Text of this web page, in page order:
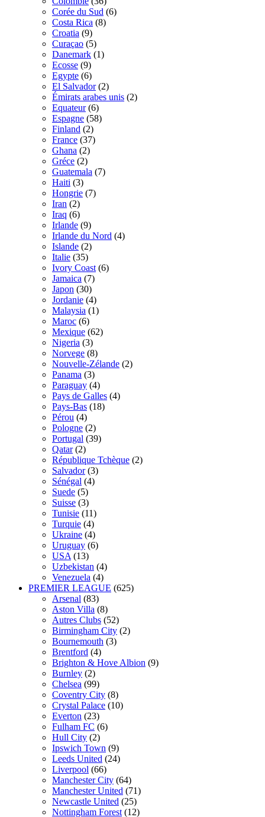
Corée du Sud (6)
Costa Rica (8)
Croatia (9)
Curaçao (5)
Danemark (1)
Ecosse (9)
Egypte (6)
El Salvador (2)
Émirats arabes unis (2)
Equateur (6)
Espagne (58)
Finland (2)
France (37)
Ghana (2)
Gréce (2)
Guatemala (7)
Haiti (3)
Hongrie (7)
Iran (2)
Iraq (6)
Irlande (9)
Irlande du Nord (4)
Islande (2)
Italie (35)
Ivory Coast (6)
Jamaica (7)
Japon (30)
Jordanie (4)
Malaysia (1)
Maroc (6)
Mexique (62)
Nigeria (3)
Norvege (8)
Nouvelle-Zélande (2)
Panama (3)
Paraguay (4)
Pays de Galles (4)
Pays-Bas (18)
Pérou (4)
Pologne (2)
Portugal (39)
Qatar (2)
République Tchèque (2)
Salvador (3)
Sénégal (4)
Suede (5)
Suisse (3)
Tunisie (11)
Turquie (4)
Ukraine (4)
Uruguay (6)
USA (13)
Uzbekistan (4)
Venezuela (4)
PREMIER LEAGUE (625)
Arsenal (83)
Aston Villa (8)
Autres Clubs (52)
Birmingham City (2)
Bournemouth (3)
Brentford (4)
Brighton & Hove Albion (9)
Burnley (2)
Chelsea (99)
Coventry City (8)
Crystal Palace (10)
Everton (23)
Fulham FC (6)
Hull City (2)
Ipswich Town (9)
Leeds United (24)
Liverpool (66)
Manchester City (64)
Manchester United (71)
Newcastle United (25)
Nottingham Forest (12)